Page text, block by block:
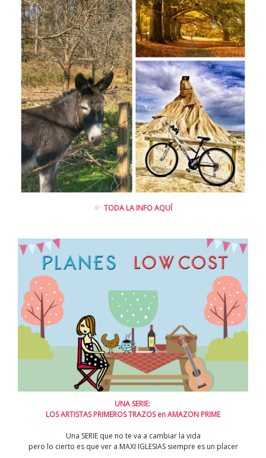
TODA LA INFO AQUÍ
UNA SERIE:
LOS ARTISTAS PRIMEROS TRAZOS en AMAZON PRIME
Una SERIE que no te va a cambiar la vida
pero lo cierto es que ver a MAXI IGLESIAS siempre es un placer